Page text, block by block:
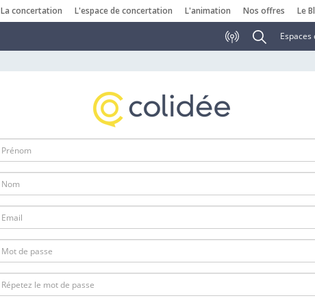
La concertation L'espace de concertation L'animation Nos offres Le